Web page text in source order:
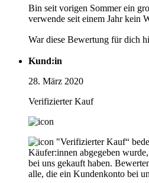
Bin seit vorigen Sommer ein
verwende seit einem Jahr kein
War diese Bewertung für dich
Kund:in
28. März 2020
Verifizierter Kauf
"Verifizierter Kauf“
Käufer:innen abgegeben
bei uns gekauft haben.
alle, die ein Kundenkonto bei